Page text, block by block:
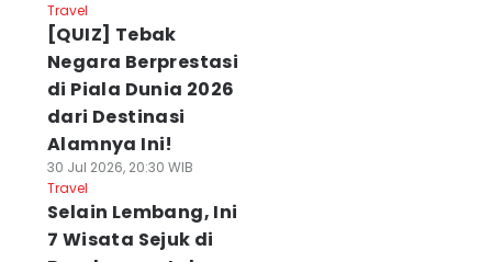
Travel
[QUIZ] Tebak
Negara Berprestasi
di Piala Dunia 2026
dari Destinasi
Alamnya Ini!
30 Jul 2026, 20:30 WIB
Travel
Selain Lembang, Ini
7 Wisata Sejuk di